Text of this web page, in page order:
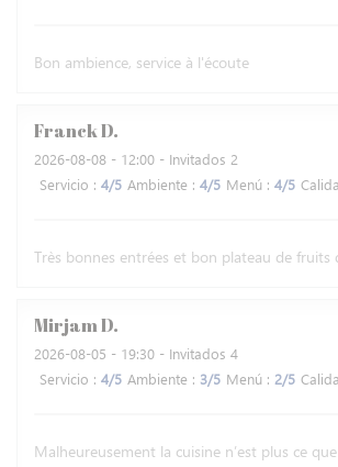
Bon ambience, service à l'écoute
FranckD
2026-08-08 - 12:00 - Invitados 2
Servicio : 4/5 Ambiente : 4/5 Menú : 4/5
Très bonnes entrées et bon plateau de fruits
MirjamD
2026-08-05 - 19:30 - Invitados 4
Servicio : 4/5 Ambiente : 3/5 Menú : 2/5
Malheureusement la cuisine n’est plus ce que